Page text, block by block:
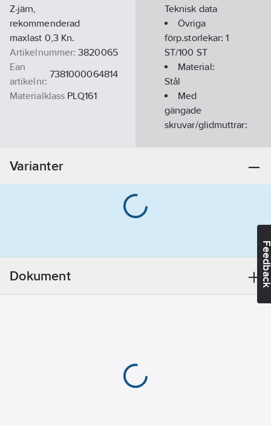
Z-järn,
rekommenderad
maxlast 0,3 Kn.
Artikelnummer: 3820065
Ean
artikelnr:
7381000064814
Materialklass PLQ161
Teknisk data
Övriga
förp.storlekar:1
ST/100 ST
Material:
Stål
Med
gängade
skruvar/glidmuttrar:
Utförande:
Varianter
Dokument